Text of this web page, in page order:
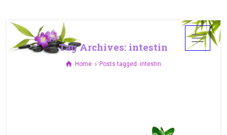
Tag Archives: intestin
Home Posts tagged: intestin